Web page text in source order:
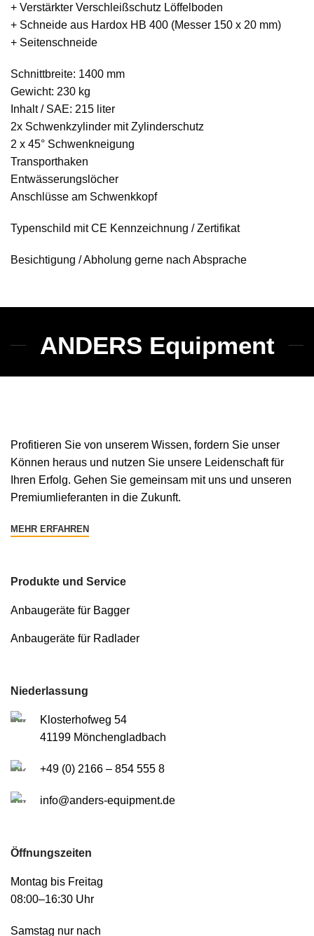
+ Verstärkter Verschleißschutz Löffelboden
+ Schneide aus Hardox HB 400 (Messer 150 x 20 mm)
+ Seitenschneide
Schnittbreite: 1400 mm
Gewicht: 230 kg
Inhalt / SAE: 215 liter
2x Schwenkzylinder mit Zylinderschutz
2 x 45° Schwenkneigung
Transporthaken
Entwässerungslöcher
Anschlüsse am Schwenkkopf
Typenschild mit CE Kennzeichnung / Zertifikat
Besichtigung / Abholung gerne nach Absprache
ANDERS Equipment
Profitieren Sie von unserem Wissen, fordern Sie unser
Können heraus und nutzen Sie unsere Leidenschaft für
Ihren Erfolg. Gehen Sie gemeinsam mit uns und unseren
Premiumlieferanten in die Zukunft.
MEHR ERFAHREN
Produkte und Service
Anbaugeräte für Bagger
Anbaugeräte für Radlader
Niederlassung
Klosterhofweg 54
41199 Mönchengladbach
+49 (0) 2166 – 854 555 8
info@anders-equipment.de
Öffnungszeiten
Montag bis Freitag
08:00–16:30 Uhr
Samstag nur nach